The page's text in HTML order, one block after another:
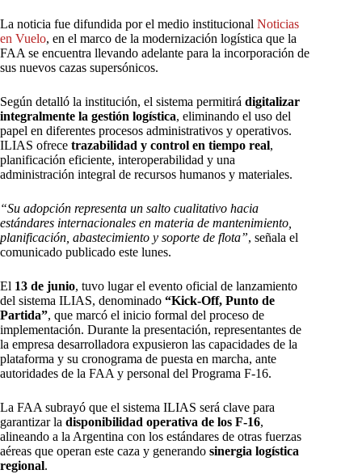
La noticia fue difundida por el medio institucional Noticias
en Vuelo, en el marco de la modernización logística que la
FAA se encuentra llevando adelante para la incorporación de
sus nuevos cazas supersónicos.
Según detalló la institución, el sistema permitirá digitalizar
integralmente la gestión logística, eliminando el uso del
papel en diferentes procesos administrativos y operativos.
ILIAS ofrece trazabilidad y control en tiempo real,
planificación eficiente, interoperabilidad y una
administración integral de recursos humanos y materiales.
“Su adopción representa un salto cualitativo hacia
estándares internacionales en materia de mantenimiento,
planificación, abastecimiento y soporte de flota”, señala el
comunicado publicado este lunes.
El 13 de junio, tuvo lugar el evento oficial de lanzamiento
del sistema ILIAS, denominado “Kick-Off, Punto de
Partida”, que marcó el inicio formal del proceso de
implementación. Durante la presentación, representantes de
la empresa desarrolladora expusieron las capacidades de la
plataforma y su cronograma de puesta en marcha, ante
autoridades de la FAA y personal del Programa F-16.
La FAA subrayó que el sistema ILIAS será clave para
garantizar la disponibilidad operativa de los F-16,
alineando a la Argentina con los estándares de otras fuerzas
aéreas que operan este caza y generando sinergia logística
regional.